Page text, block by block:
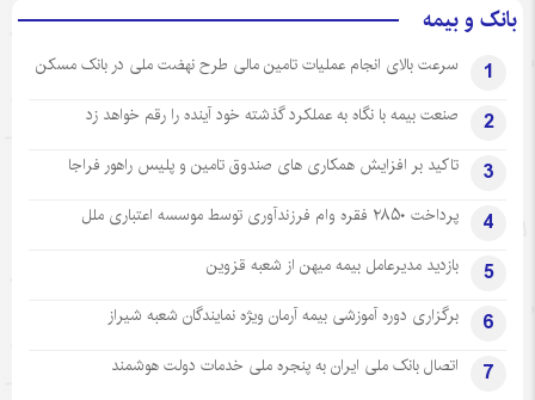
بانک و بیمه
1 سرعت بالای انجام عملیات تامین مالی طرح نهضت ملی در بانک مسکن
2 صنعت بیمه با نگاه به عملکرد گذشته خود آینده را رقم خواهد زد
3 تاکید بر افزایش همکاری های صندوق تامین و پلیس راهور فراجا
4 پرداخت ۲۸۵۰ فقره وام فرزندآوری توسط موسسه اعتباری ملل
5 بازدید مدیرعامل بیمه میهن از شعبه قزوین
6 برگزاری دوره آموزشی بیمه آرمان ویژه نمایندگان شعبه شیراز
7 اتصال بانک ملی ایران به پنجره ملی خدمات دولت هوشمند